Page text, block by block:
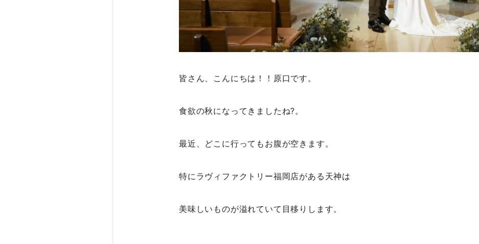
皆さん、こんにちは！！原口です。
食欲の秋になってきましたね?。
最近、どこに行ってもお腹が空きます。
特にラヴィファクトリー福岡店がある天神は
美味しいものが溢れていて目移りします。